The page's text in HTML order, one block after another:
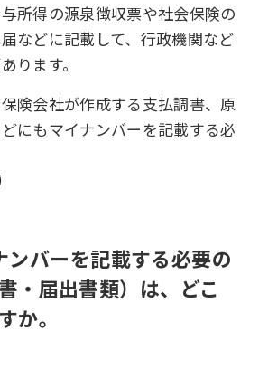
所得の源泉徴収票や社会保険の
などに記載して、行政機関など
ります。
険会社が作成する支払調書、原
にもマイナンバーを記載する必
バーを記載する必要の
・届出書類）は、どこ
か。